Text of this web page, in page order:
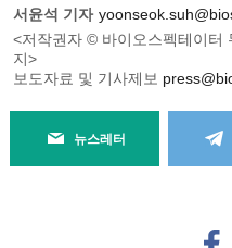
서윤석 기자
<저작권자 © 바이오스펙테이터
지>
보도자료 및 기사제보
뉴스레터
페